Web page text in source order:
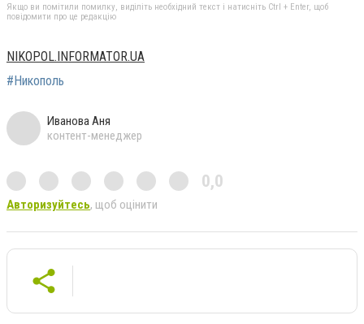
Якщо ви помітили помилку, виділіть необхідний текст і натисніть Ctrl + Enter, щоб
повідомити про це редакцію
NIKOPOL.INFORMATOR.UA
#Никополь
Иванова Аня
контент-менеджер
0,0
Авторизуйтесь, щоб оцінити